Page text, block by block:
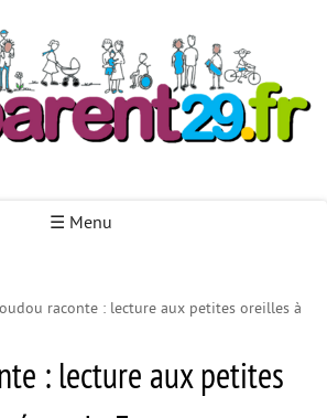
☰ Menu
Accueil
raconte : lecture aux petites oreilles à
: lecture aux petites